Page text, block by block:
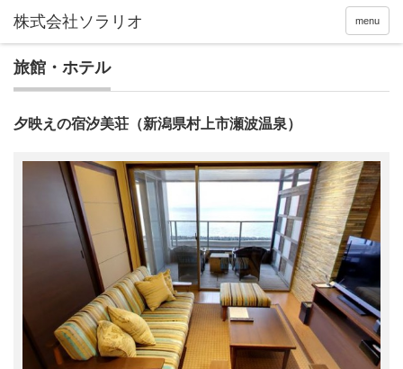
menu
旅館・ホテル
夕映えの宿汐美荘（新潟県村上市瀬波温泉）